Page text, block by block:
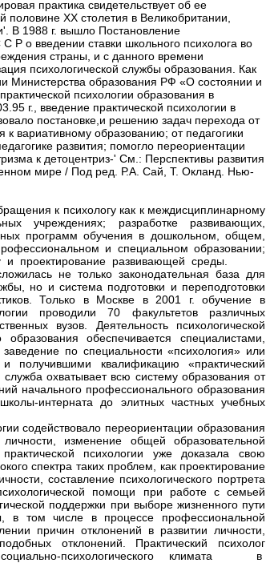
практика свидетельствует об ее
половине XX столетия в Великобритании,
1988 г. вышло Постановление
Р о введении ставки школьного психолога во
страны, и с данного времени
психологической службы образования. Как
Министерства образования РФ «О состоянии и
психологии образования в
г., введение практической психологии в
постановке,и решению задач перехода от
вариативному образованию; от педагогики
развития; помогло переориентации
к детоцентриз-' См.: Перспективы развития
мире / Под ред. Р.А. Сай, Т. Окланд. Нью-
к психологу как к междисциплинарному
учреждениях; разработке развивающих,
программ обучения в дошкольном, общем,
и специальном образовании;
и проектирование развивающей среды.
не только законодательная база для
но и система подготовки и переподготовки
Только в Москве в 2001 г. обучение в
проводили 70 факультетов различных
вузов. Деятельность психологической
обеспечивается специалистами,
по специальности «психология» или
получившими квалификацию «практический
охватывает всю систему образования от
начального профессионального образования
интерната до элитных частных учебных
содействовало переориентации образования
изменение общей образовательной
психологии уже доказала свою
спектра таких проблем, как проектирование
составление психологического портрета
помощи при работе с семьей
поддержки при выборе жизненного пути
в том числе в процессе профессиональной
причин отклонений в развитии личности,
отклонений. Практический психолог
социально-психологического климата в